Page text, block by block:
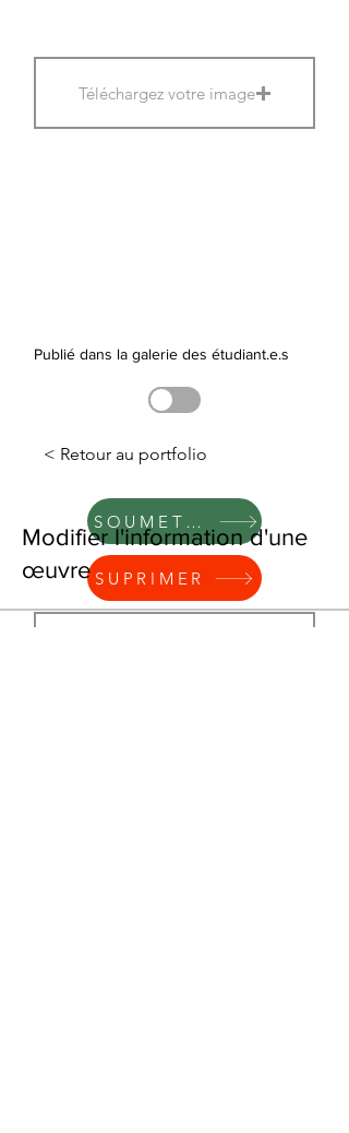
Téléchargez votre image
Publié dans la galerie des étudiant.e.s
SOUMETTRE
SUPRIMER
< Retour au portfolio
Modifier l'information d'une
œuvre